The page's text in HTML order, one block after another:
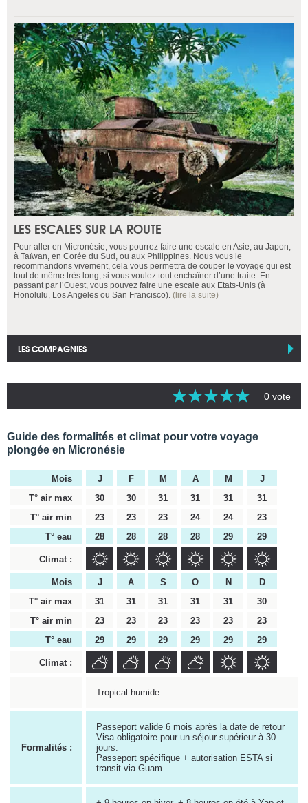
LES ESCALES SUR LA ROUTE
Pour aller en Micronésie, vous pourrez faire une escale en Asie, au Japon,
à Taïwan, en Corée du Sud, ou aux Philippines. Nous vous le
recommandons vivement, cela vous permettra de couper le voyage qui est
tout de même très long, si vous voulez tout enchaîner d’une traite. En
passant par l’Ouest, vous pouvez faire une escale aux Etats-Unis (à
Honolulu, Los Angeles ou San Francisco). (lire la suite)
LES COMPAGNIES
0 vote
Guide des formalités et climat pour votre voyage
plongée en Micronésie
Mois J F M A M
J
T° air max
30 30 31 31 31
31
T° air min
23 23 23 24 24
23
T° eau
28 28 28 28 29 29
Climat :
Mois J A S O N
D
T° air max
31 31 31 31 31
30
T° air min
23 23 23 23 23
23
T° eau
29 29 29 29 29 29
Climat :
Tropical humide
Formalités :
Passeport valide 6 mois après la date de retour
Visa obligatoire pour un séjour supérieur à 30
jours.
Passeport spécifique + autorisation ESTA si
transit via Guam.